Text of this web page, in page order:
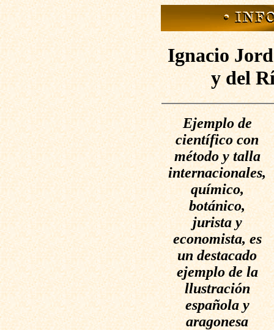
Ignacio
y del
Ejemplo de
científico con
método y talla
internacionales,
químico,
botánico,
jurista y
economista, es
un destacado
ejemplo de la
llustración
española y
aragonesa